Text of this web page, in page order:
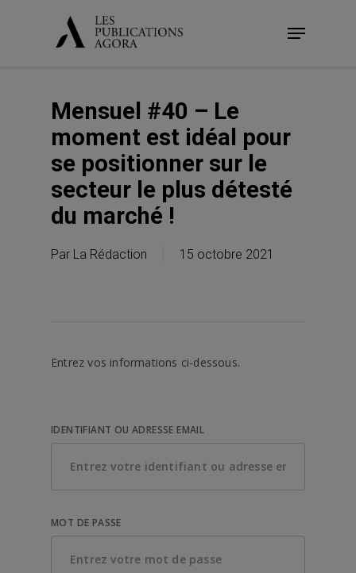
Menu
Mensuel #40 – Le
moment est idéal pour
se positionner sur le
secteur le plus détesté
du marché !
Par La Rédaction 15 octobre 2021
Entrez vos informations ci-dessous.
IDENTIFIANT OU ADRESSE EMAIL
MOT DE PASSE